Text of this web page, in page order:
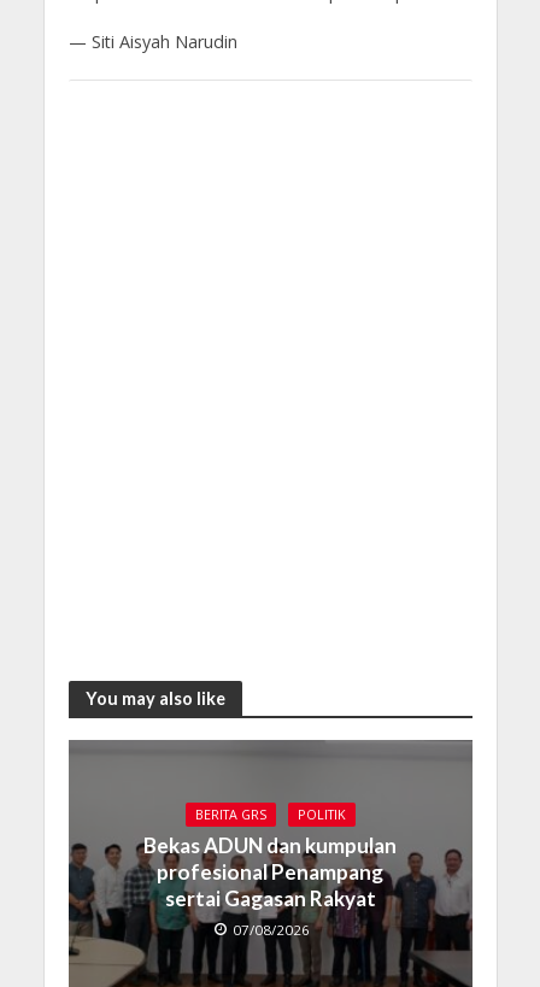
— Siti Aisyah Narudin
You may also like
BERITA GRS POLITIK
Bekas ADUN dan kumpulan
profesional Penampang
sertai Gagasan Rakyat
07/08/2026